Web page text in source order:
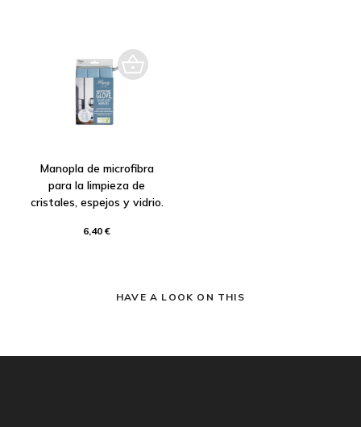
Manopla de microfibra
para la limpieza de
cristales, espejos y vidrio.
6,40 €
HAVE A LOOK ON THIS